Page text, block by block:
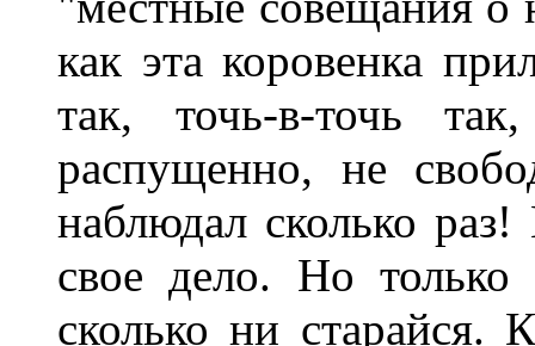
как эта коровенка
так, точь-в-точь
распущенно, не
наблюдал сколько раз!
свое дело. Но
сколько ни старайся.